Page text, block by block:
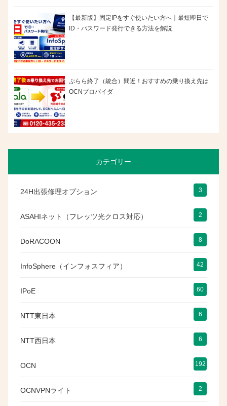
【最新版】固定IPをすぐ使いたい方へ｜最短即日で
ID・パスワード発行できる方法を解説
ぷらら終了（統合）間近！おすすめの乗り換え先は
OCNプロバイダ
カテゴリー
24H出張修理オプション 3
ASAHIネット（フレッツ光クロス対応） 2
DoRACOON 8
InfoSphere（インフォスフィア） 42
IPoE 60
NTT東日本 6
NTT西日本 6
OCN 192
OCNVPNライト 2